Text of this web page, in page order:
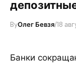
ByОлег Бевзя/18
Банки